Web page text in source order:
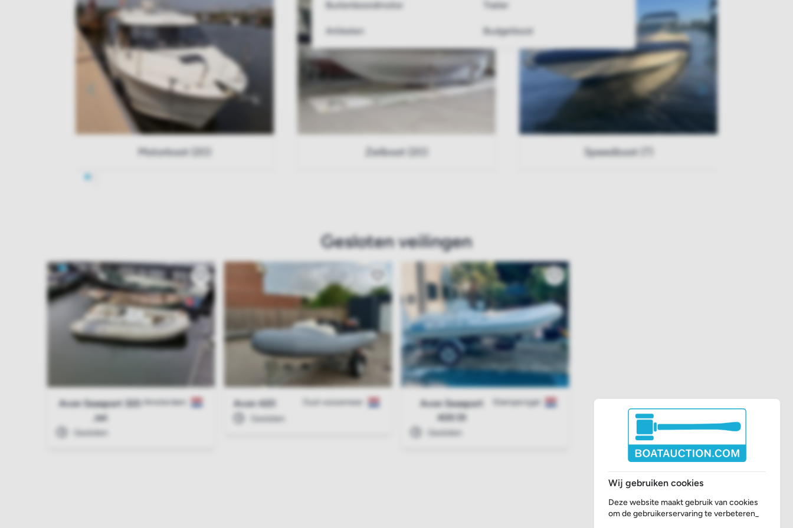
Buitenboordmotor Trailer
Artikelen Budgetboot
Motorboot (20) Zeilboot (20) Speedboot (7)
Gesloten veilingen
Avon Seasport 320
Jet
Amsterdam
Gesloten
Avon 420
Oud-vossemeer
Gesloten
Avon Seasport
400 Dl
Stampersgat
Gesloten
Wij gebruiken cookies
Deze website maakt gebruik van cookies
om de gebruikerservaring te verbeteren_